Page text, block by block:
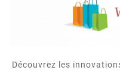
Découvrez les